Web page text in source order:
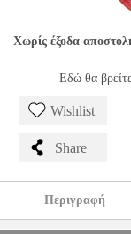
Χωρίς έξοδα
Εδώ θα
Wishlist
Share
Περιγραφή